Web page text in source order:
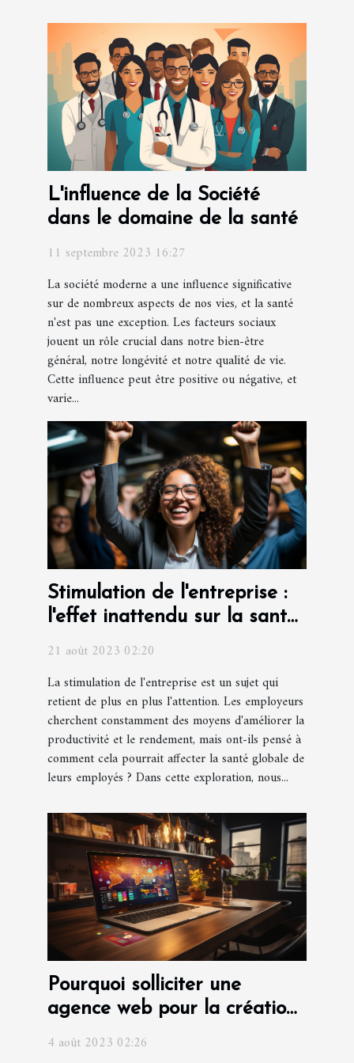
L'influence de la Société
dans le domaine de la santé
11 septembre 2023 16:27
La société moderne a une influence significative
sur de nombreux aspects de nos vies, et la santé
n'est pas une exception. Les facteurs sociaux
jouent un rôle crucial dans notre bien-être
général, notre longévité et notre qualité de vie.
Cette influence peut être positive ou négative, et
varie...
Stimulation de l'entreprise :
l'effet inattendu sur la santé
des employés
21 août 2023 02:20
La stimulation de l'entreprise est un sujet qui
retient de plus en plus l'attention. Les employeurs
cherchent constamment des moyens d'améliorer la
productivité et le rendement, mais ont-ils pensé à
comment cela pourrait affecter la santé globale de
leurs employés ? Dans cette exploration, nous...
Pourquoi solliciter une
agence web pour la création
d'un site web pour votre
4 août 2023 02:26